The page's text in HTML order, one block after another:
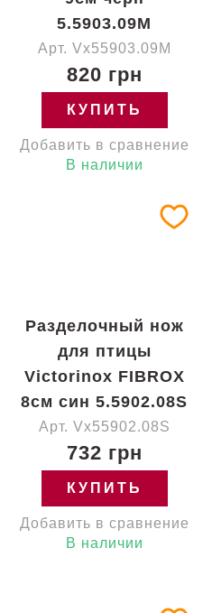
5.5903.09M
Арт. Vx55903.09M
820 грн
КУПИТЬ
Добавить в сравнение
В наличии
Разделочный нож
для птицы
Victorinox FIBROX
8см син 5.5902.08S
Арт. Vx55902.08S
732 грн
КУПИТЬ
Добавить в сравнение
В наличии